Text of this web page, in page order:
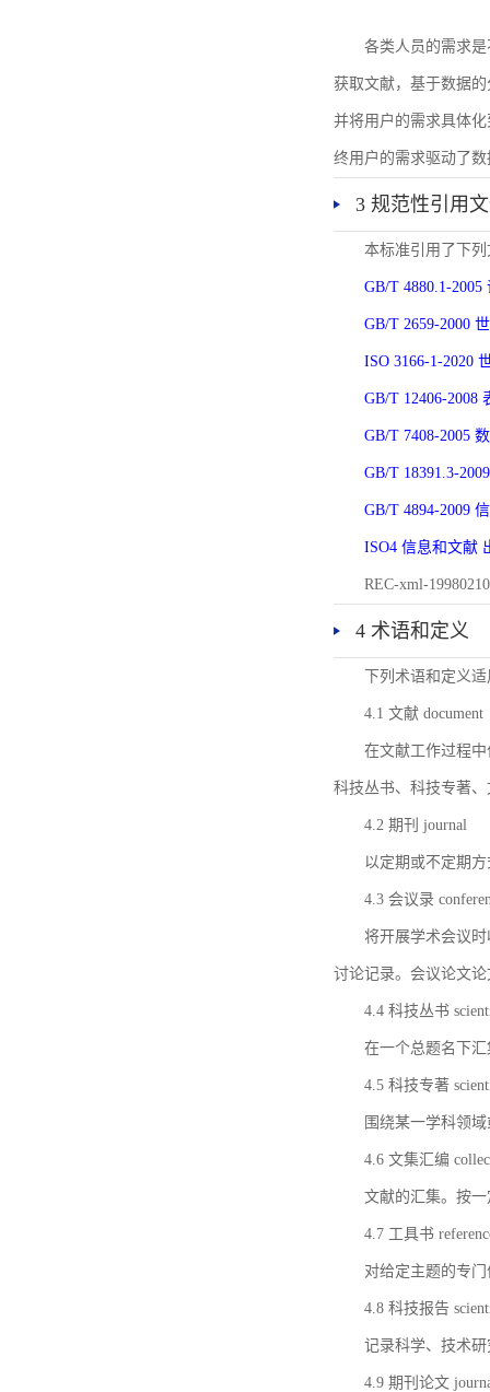
各类人员的需求
获取文献，基于数据
并将用户的需求具体
终用户的需求驱动了
3 规范性引用
本标准引用了下
GB/T 4880.1-
GB/T 2659-2000
ISO 3166-1-2020
GB/T 12406-2008
GB/T 7408-2005
GB/T 18391.3-
GB/T 4894-2009
ISO4 信息和文献
REC-xml-
4 术语和定义
下列术语和定义
4.1 文献 document
在文献工作过程
科技丛书、科技专著
4.2 期刊 journal
以定期或不定期
4.3 会议录
将开展学术会议
讨论记录。会议论文
4.4 科技丛书
在一个总题名下
4.5 科技专著
围绕某一学科领
4.6 文集汇编
文献的汇集。按
4.7 工具书
对给定主题的专
4.8 科技报告
记录科学、技术
4.9 期刊论文